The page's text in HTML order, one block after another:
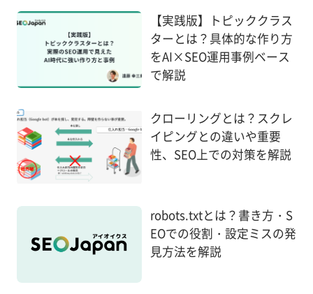
【実践版】トピッククラス
ターとは？具体的な作り方
をAI×SEO運用事例ベース
で解説
クローリングとは？スクレ
イピングとの違いや重要
性、SEO上での対策を解説
robots.txtとは？書き方・S
EOでの役割・設定ミスの発
見方法を解説